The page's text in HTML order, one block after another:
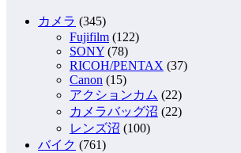
カメラ (345)
Fujifilm (122)
SONY (78)
RICOH/PENTAX (37)
Canon (15)
アクションカム (22)
カメラバッグ沼 (22)
レンズ沼 (100)
バイク (761)